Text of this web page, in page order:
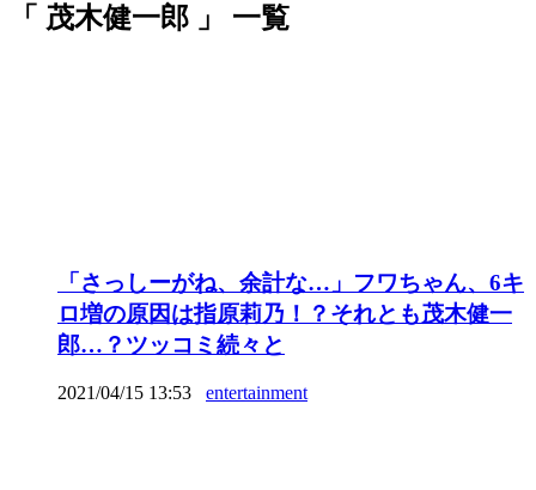
「 茂木健一郎 」 一覧
「さっしーがね、余計な…」フワちゃん、6キ
ロ増の原因は指原莉乃！？それとも茂木健一
郎…？ツッコミ続々と
2021/04/15 13:53 entertainment